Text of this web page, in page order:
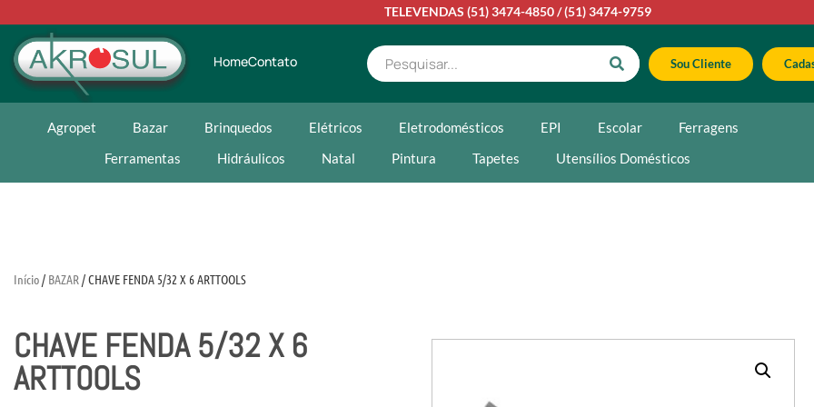
TELEVENDAS (51) 3474-4850/(51) 3474-9759
HomeContato Sou Cliente
Agropet Bazar Brinquedos Elétricos Eletrodomésticos EPI Escolar
Ferragens
Ferramentas
Hidráulicos Natal Pintura Tapetes Utensílios Domésticos
Início/ BAZAR/ CHAVE FENDA 5/32 X 6 ARTTOOLS
CHAVE FENDA 5/32 X 6
ARTTOOLS